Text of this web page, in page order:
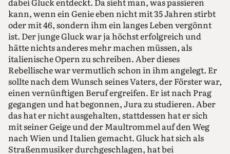
kann, wenn ein Genie eben nicht mit 35 Jahren stirbt
oder mit 46, sondern ihm ein langes Leben vergönnt
ist. Der junge Gluck war ja höchst erfolgreich und
hätte nichts anderes mehr machen müssen, als
italienische Opern zu schreiben. Aber dieses
Rebellische war vermutlich schon in ihm angelegt. Er
sollte nach dem Wunsch seines Vaters, der Förster war,
einen vernünftigen Beruf ergreifen. Er ist nach Prag
gegangen und hat begonnen, Jura zu studieren. Aber
das hat er nicht ausgehalten, stattdessen hat er sich
mit seiner Geige und der Maultrommel auf den Weg
nach Wien und Italien gemacht. Gluck hat sich als
Straßenmusiker durchgeschlagen, hat bei